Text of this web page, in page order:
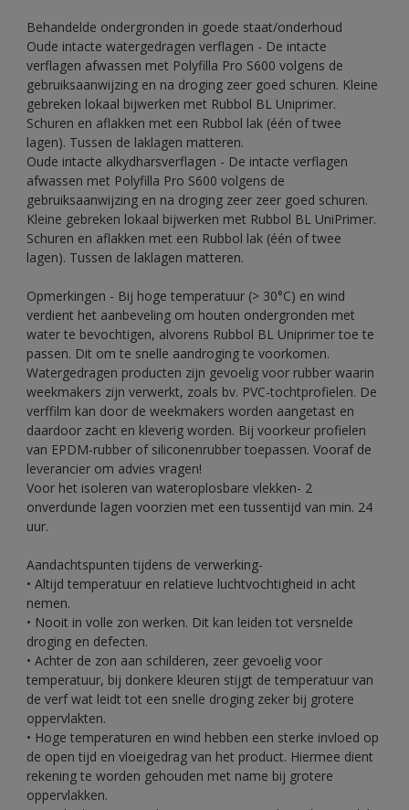
Behandelde ondergronden in goede staat/onderhoud
Oude intacte watergedragen verflagen - De intacte
verflagen afwassen met Polyfilla Pro S600 volgens de
gebruiksaanwijzing en na droging zeer goed schuren. Kleine
gebreken lokaal bijwerken met Rubbol BL Uniprimer.
Schuren en aflakken met een Rubbol lak (één of twee
lagen). Tussen de laklagen matteren.
Oude intacte alkydharsverflagen - De intacte verflagen
afwassen met Polyfilla Pro S600 volgens de
gebruiksaanwijzing en na droging zeer zeer goed schuren.
Kleine gebreken lokaal bijwerken met Rubbol BL UniPrimer.
Schuren en aflakken met een Rubbol lak (één of twee
lagen). Tussen de laklagen matteren.
Opmerkingen - Bij hoge temperatuur (> 30°C) en wind
verdient het aanbeveling om houten ondergronden met
water te bevochtigen, alvorens Rubbol BL Uniprimer toe te
passen. Dit om te snelle aandroging te voorkomen.
Watergedragen producten zijn gevoelig voor rubber waarin
weekmakers zijn verwerkt, zoals bv. PVC-tochtprofielen. De
verffilm kan door de weekmakers worden aangetast en
daardoor zacht en kleverig worden. Bij voorkeur profielen
van EPDM-rubber of siliconenrubber toepassen. Vooraf de
leverancier om advies vragen!
Voor het isoleren van wateroplosbare vlekken- 2
onverdunde lagen voorzien met een tussentijd van min. 24
uur.
Aandachtspunten tijdens de verwerking-
• Altijd temperatuur en relatieve luchtvochtigheid in acht
nemen.
• Nooit in volle zon werken. Dit kan leiden tot versnelde
droging en defecten.
• Achter de zon aan schilderen, zeer gevoelig voor
temperatuur, bij donkere kleuren stijgt de temperatuur van
de verf wat leidt tot een snelle droging zeker bij grotere
oppervlakten.
• Hoge temperaturen en wind hebben een sterke invloed op
de open tijd en vloeigedrag van het product. Hiermee dient
rekening te worden gehouden met name bij grotere
oppervlakken.